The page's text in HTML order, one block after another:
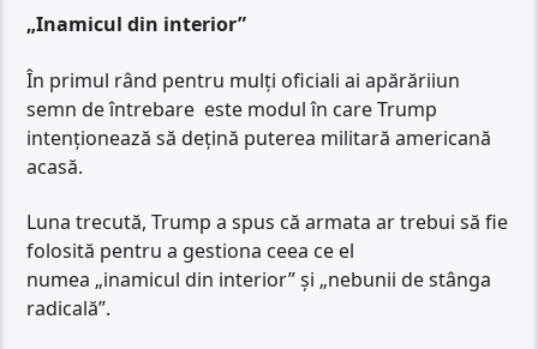
„Inamicul din interior”
În primul rând pentru mulți oficiali ai apărăriiun
semn de întrebare este modul în care Trump
intenționează să dețină puterea militară americană
acasă.
Luna trecută, Trump a spus că armata ar trebui să fie
folosită pentru a gestiona ceea ce el
numea „inamicul din interior” și „nebunii de stânga
radicală”.